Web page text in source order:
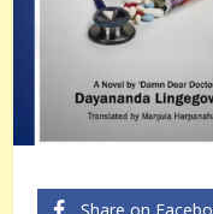
Share on